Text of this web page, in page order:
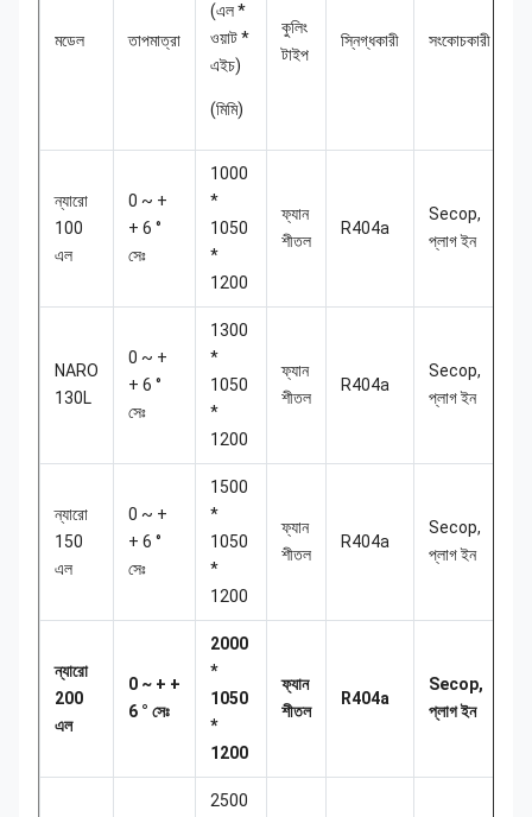
মডেল তাপমাত্রা
(এল *
ওয়াট *
এইচ)
(মিমি)
কুলিং
টাইপ
স্নিগ্ধকারী সংকোচকারী
ন্যারো
100
এল
0 ~ +
+ 6 °
সেঃ
1000
*
1050
*
1200
ফ্যান
শীতল
R404a
Secop,
প্লাগ ইন
NARO
130L
0 ~ +
+ 6 °
সেঃ
1300
*
1050
*
1200
ফ্যান
শীতল
R404a
Secop,
প্লাগ ইন
ন্যারো
150
এল
0 ~ +
+ 6 °
সেঃ
1500
*
1050
*
1200
ফ্যান
শীতল
R404a
Secop,
প্লাগ ইন
ন্যারো
200
এল
0 ~ + +
6 ° সেঃ
2000
*
1050
*
1200
ফ্যান
শীতল
R404a
Secop,
প্লাগ ইন
2500